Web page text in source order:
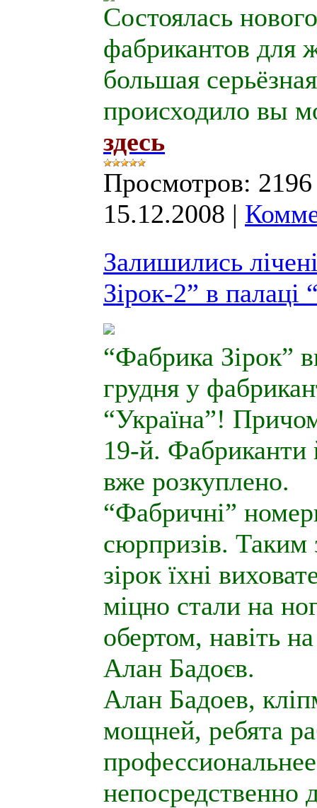
Состоялась
фабрикантов для
большая
происходило вы
здесь
Просмотров: 2196
15.12.2008 |
Залишились
Зірок-2” в палаці
“Фабрика Зірок”
грудня у
“Україна”!
19-й. Фабриканти
вже розкуплено.
“Фабричні”
сюрпризів.
зірок їхні
міцно стали на
обертом, навіть
Алан Бадоєв.
Алан Бадоев,
мощней, ребята
непосредственно